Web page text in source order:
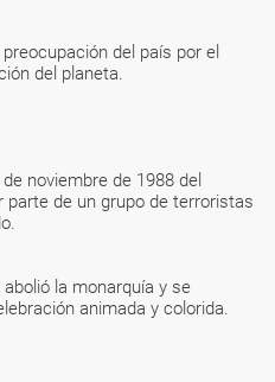
del país por el
del planeta.
noviembre de 1988 del
de un grupo de terroristas
la monarquía y se
animada y colorida.